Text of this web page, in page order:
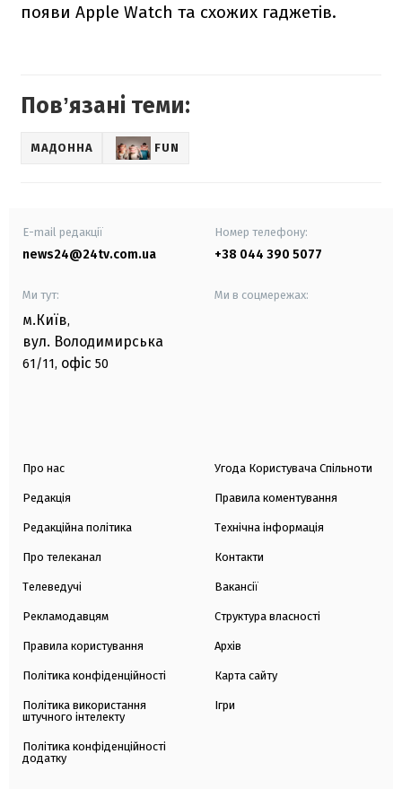
появи Apple Watch та схожих гаджетів.
Повʼязані теми:
МАДОННА FUN
E-mail редакції
news24@24tv.com.ua
Номер телефону:
+38 044 390 5077
Ми тут:
м.Київ,
вул. Володимирська
61/11, офіс 50
Ми в соцмережах:
Про нас
Редакція
Редакційна політика
Про телеканал
Телеведучі
Рекламодавцям
Правила користування
Політика конфіденційності
Політика використання
штучного інтелекту
Політика конфіденційності
додатку
Угода Користувача Спільноти
Правила коментування
Технічна інформація
Контакти
Вакансії
Структура власності
Архів
Карта сайту
Ігри